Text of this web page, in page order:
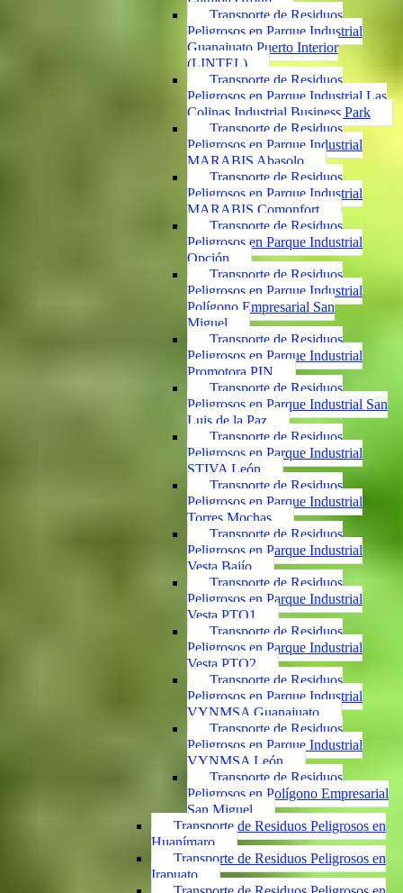
Transporte de Residuos
Peligrosos en Parque Industrial
Guanajuato Puerto Interior
(LINTEL)
Transporte de Residuos
Peligrosos en Parque Industrial Las
Colinas Industrial Business Park
Transporte de Residuos
Peligrosos en Parque Industrial
MARABIS Abasolo
Transporte de Residuos
Peligrosos en Parque Industrial
MARABIS Comonfort
Transporte de Residuos
Peligrosos en Parque Industrial
Opción
Transporte de Residuos
Peligrosos en Parque Industrial
Polígono Empresarial San
Miguel
Transporte de Residuos
Peligrosos en Parque Industrial
Promotora PIN
Transporte de Residuos
Peligrosos en Parque Industrial San
Luis de la Paz
Transporte de Residuos
Peligrosos en Parque Industrial
STIVA León
Transporte de Residuos
Peligrosos en Parque Industrial
Torres Mochas
Transporte de Residuos
Peligrosos en Parque Industrial
Vesta Bajío
Transporte de Residuos
Peligrosos en Parque Industrial
Vesta PTO1
Transporte de Residuos
Peligrosos en Parque Industrial
Vesta PTO2
Transporte de Residuos
Peligrosos en Parque Industrial
VYNMSA Guanajuato
Transporte de Residuos
Peligrosos en Parque Industrial
VYNMSA León
Transporte de Residuos
Peligrosos en Polígono Empresarial
San Miguel
Transporte de Residuos Peligrosos en
Huanímaro
Transporte de Residuos Peligrosos en
Irapuato